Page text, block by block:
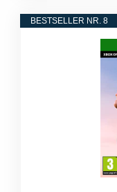
BESTSELLER NR. 8